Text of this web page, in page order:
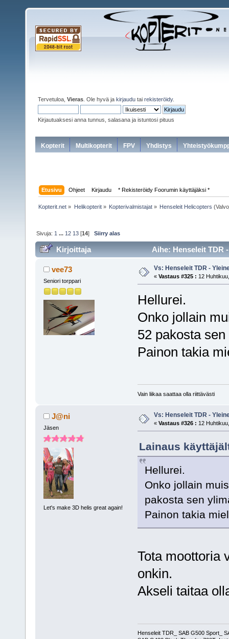
Tervetuloa, Vieras . Ole hyvä ja kirjaudu tai rekisteröidy.
Kirjautuaksesi anna tunnus, salasana ja istuntosi pituus
Kopterit Multikopterit FPV Yhdistys
Etusivu Ohjeet Kirjaudu * Rekisteröidy Foorumin käyttäjäksi *
Kopterit.net » Helikopterit» Kopterivalmistajat» Henseleit Helicopters
Sivuja: 1 ... 12 13 [14]Siirry alas
Kirjoittaja Aihe: Henseleit TDR
vee73
Seniori torppari
Vs: Henseleit TDR -
« Vastaus #325 : 12
Hellurei.
Onko jollain
52 pakosta
Painon takia
Vain liikaa saattaa olla riittävästi
J@ni
Jäsen
Let's make 3D helis great again!
Vs: Henseleit TDR -
« Vastaus #326 : 12
Lainaus
Hellurei.
Onko jollain
pakosta sen
Painon takia
Tota moottoria
onkin.
Akseli taitaa
Henseleit TDR_ SAB G500 Sport_